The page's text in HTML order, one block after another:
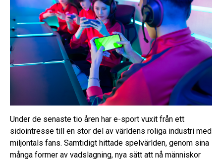
Under de senaste tio åren har e-sport vuxit från ett
sidointresse till en stor del av världens roliga industri med
miljontals fans. Samtidigt hittade spelvärlden, genom sina
många former av vadslagning, nya sätt att nå människor